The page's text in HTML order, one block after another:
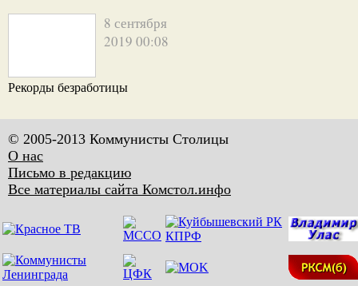
8 сентября
2019 00:08
Рекорды безработицы
© 2005-2013 Коммунисты Столицы
О нас
Письмо в редакцию
Все материалы сайта Комстол.инфо